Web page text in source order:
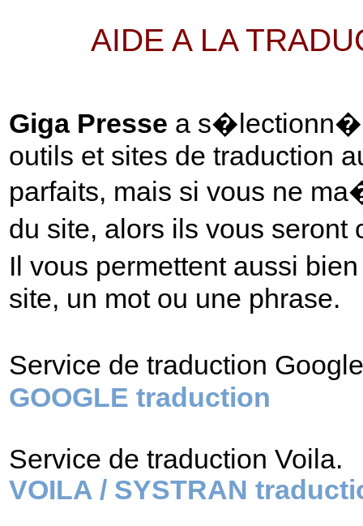
AIDE A LA
Giga Presse a s�lectionn�
outils et sites de traduction
parfaits, mais si vous ne
du site, alors ils vous
Il vous permettent aussi
site, un mot ou une phrase.
Service de traduction
GOOGLE traduction
Service de traduction Voila.
VOILA / SYSTRAN